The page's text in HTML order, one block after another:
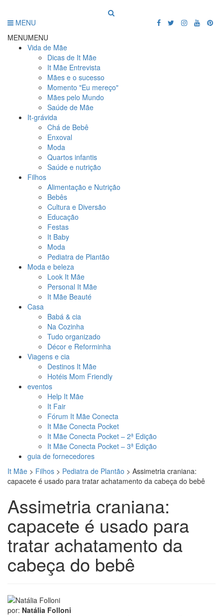
MENU
MENUMENU
Vida de Mãe
Dicas de It Mãe
It Mãe Entrevista
Mães e o sucesso
Momento "Eu mereço"
Mães pelo Mundo
Saúde de Mãe
It-grávida
Chá de Bebê
Enxoval
Moda
Quartos infantis
Saúde e nutrição
Filhos
Alimentação e Nutrição
Bebês
Cultura e Diversão
Educação
Festas
It Baby
Moda
Pediatra de Plantão
Moda e beleza
Look It Mãe
Personal It Mãe
It Mãe Beauté
Casa
Babá & cia
Na Cozinha
Tudo organizado
Décor e Reforminha
Viagens e cia
Destinos It Mãe
Hotéis Mom Friendly
eventos
Help It Mãe
It Fair
Fórum It Mãe Conecta
It Mãe Conecta Pocket
It Mãe Conecta Pocket – 2ª Edição
It Mãe Conecta Pocket – 3ª Edição
guia de fornecedores
It Mãe > Filhos > Pediatra de Plantão > Assimetria craniana:
capacete é usado para tratar achatamento da cabeça do bebê
Assimetria craniana:
capacete é usado para
tratar achatamento da
cabeça do bebê
por: Natália Folloni